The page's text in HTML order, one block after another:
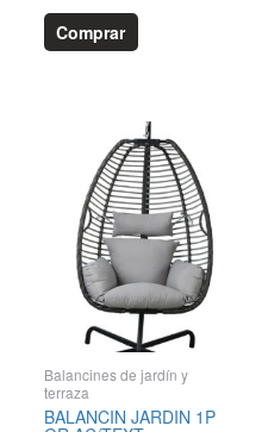
Comprar
Balancines de jardín y
terraza
BALANCIN JARDIN 1P